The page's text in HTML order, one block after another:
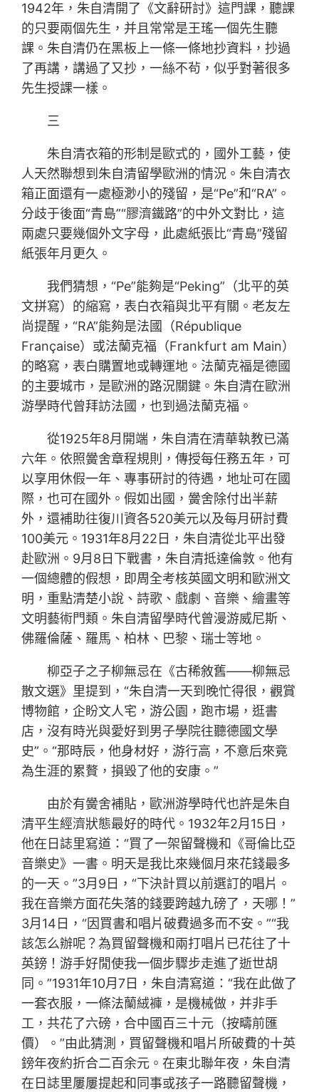
1942年，朱自清開了《文辭研討》這門課，聽課
的只要兩個先生，并且常常是王瑤一個先生聽
課。朱自清仍在黑板上一條一條地抄資料，抄過
了再講，講過了又抄，一絲不茍，似乎對著很多
先生授課一樣。
三
朱自清衣箱的形制是歐式的，國外工藝，使
人天然聯想到朱自清留學歐洲的情況。朱自清衣
箱正面還有一處極渺小的殘留，是“Pe”和“RA”。
分歧于後面“青島”“膠濟鐵路”的中外文對比，這
兩處只要幾個外文字母，此處紙張比“青島”殘留
紙張年月更久。
我們猜想，“Pe”能夠是“Peking”（北平的英
文拼寫）的縮寫，表白衣箱與北平有關。老友左
尚提醒，“RA”能夠是法國（République
Française）或法蘭克福（Frankfurt am Main）
的略寫，表白購置地或轉運地。法蘭克福是德國
的主要城市，是歐洲的路況關鍵。朱自清在歐洲
游學時代曾拜訪法國，也到過法蘭克福。
從1925年8月開端，朱自清在清華執教已滿
六年。依照黌舍章程規則，傳授每任務五年，可
以享用休假一年、專事研討的待遇，地址可在國
際，也可在國外。假如出國，黌舍除付出半薪
外，還補助往復川資各520美元以及每月研討費
100美元。1931年8月22日，朱自清從北平出發
赴歐洲。9月8日下戰書，朱自清抵達倫敦。他有
一個總體的假想，即周全考核英國文明和歐洲文
明，重點清楚小說、詩歌、戲劇、音樂、繪畫等
文明藝術門類。朱自清留學時代曾漫游威尼斯、
佛羅倫薩、羅馬、柏林、巴黎、瑞士等地。
柳亞子之子柳無忌在《古稀敘舊——柳無忌
散文選》里提到，“朱自清一天到晚忙得很，觀賞
博物館，企盼文人宅，游公園，跑市場，逛書
店，沒有時光與愛好到男子學院往聽德國文學
史”。“那時辰，他身材好，游行高，不意后來竟
為生涯的累贅，損毀了他的安康。”
由於有黌舍補貼，歐洲游學時代也許是朱自
清平生經濟狀態最好的時代。1932年2月15日，
他在日誌里寫道：“買了一架留聲機和《哥倫比亞
音樂史》一書。明天是我比來幾個月來花錢最多
的一天。”3月9日，“下決計買以前選訂的唱片。
我在音樂方面花失落的錢要跨越九磅了，天哪！”
3月14日，“因買書和唱片破費過多而不安。”“我
該怎么辦呢？為買留聲機和兩打唱片已花往了十
英鎊！游手好閒使我一個步驟步走進了逝世胡
同。”1931年10月7日，朱自清寫道：“我在此做了
一套衣服，一條法蘭絨褲，是機械做，并非手
工，共花了六磅，合中國百三十元（按疇前匯
價）。”由此猜測，買留聲機和唱片所破費的十英
鎊年夜約折合二百余元。在東北聯年夜，朱自清
在日誌里屢屢提起和同事或孩子一路聽留聲機，